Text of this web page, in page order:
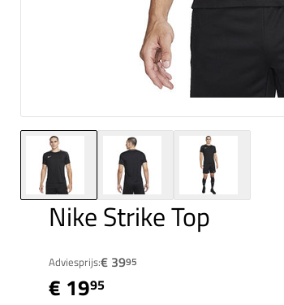
Nike Strike Top
Adviesprijs:€ 3995
€ 1995